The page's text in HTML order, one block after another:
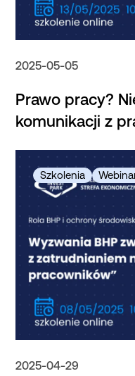
2025-05-05
Prawo pracy?
komunikacji z
2025-04-29